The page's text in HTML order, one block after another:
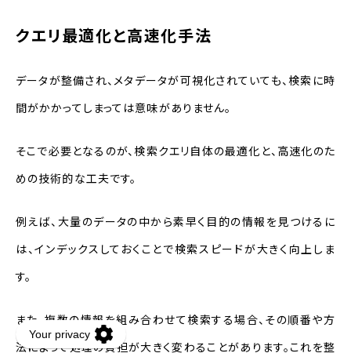
クエリ最適化と高速化手法
データが整備され、メタデータが可視化されていても、検索に時
間がかかってしまっては意味がありません。
そこで必要となるのが、検索クエリ自体の最適化と、高速化のた
めの技術的な工夫です。
例えば、大量のデータの中から素早く目的の情報を見つけるに
は、インデックスしておくことで検索スピードが大きく向上しま
す。
また、複数の情報を組み合わせて検索する場合、その順番や方
法によって処理の負担が大きく変わることがあります。これを整